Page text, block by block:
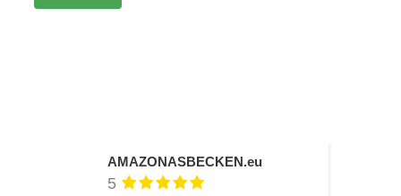
AMAZONASBECKEN.eu
5